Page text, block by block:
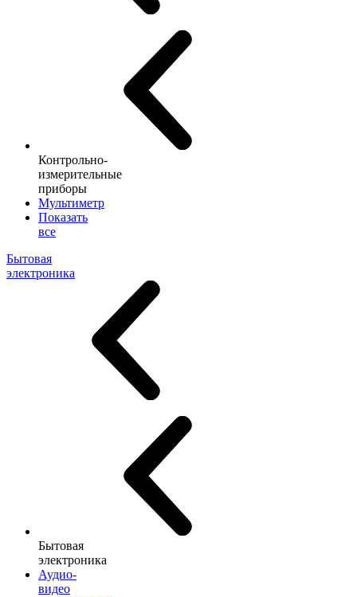
Контрольно-
измерительные
приборы
Мультиметр
Показать
все
Бытовая
электроника
Бытовая
электроника
Аудио-
видео